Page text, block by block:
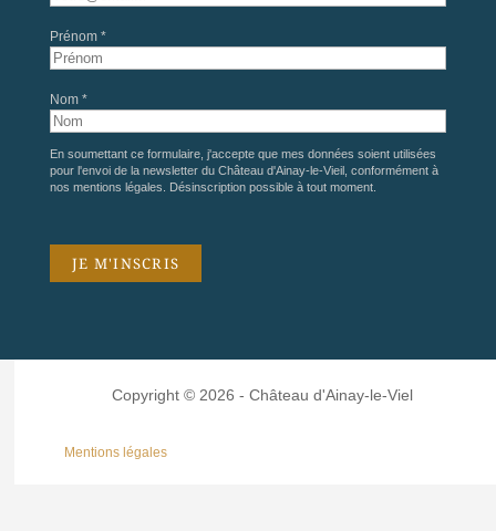
Prénom *
Nom *
En soumettant ce formulaire, j'accepte que mes données soient utilisées
pour l'envoi de la newsletter du Château d'Ainay-le-Vieil, conformément à
nos mentions légales . Désinscription possible à tout moment.
Copyright © 2026 - Château d'Ainay-le-Viel
Mentions légales